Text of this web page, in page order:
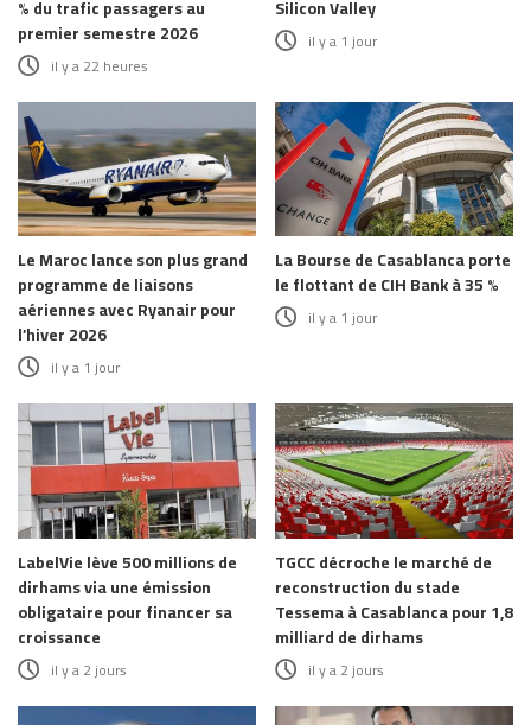
% du trafic passagers au
premier semestre 2026
il y a 22 heures
Silicon Valley
il y a 1 jour
Le Maroc lance son plus grand
programme de liaisons
aériennes avec Ryanair pour
l’hiver 2026
il y a 1 jour
La Bourse de Casablanca porte
le flottant de CIH Bank à 35 %
il y a 1 jour
LabelVie lève 500 millions de
dirhams via une émission
obligataire pour financer sa
croissance
il y a 2 jours
TGCC décroche le marché de
reconstruction du stade
Tessema à Casablanca pour 1,8
milliard de dirhams
il y a 2 jours